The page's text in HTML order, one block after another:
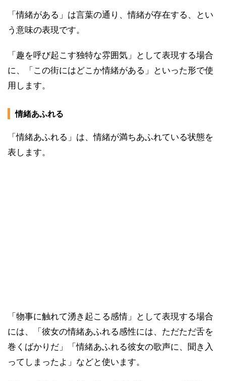
「情緒がある」は言葉の通り、情緒が存在する、とい
う意味の表現です。
「趣を呼び起こす独特な雰囲気」として表現する場合
に、「この街にはどこか情緒がある」といった形で使
用します。
情緒あふれる
「情緒あふれる」は、情緒が満ちあふれている状態を
表します。
「物事に触れて湧き起こる感情」として表現する場合
には、「彼女の情緒あふれる感性には、ただただ舌を
巻くばかりだ」「情緒あふれる彼女の歌声に、聞き入
ってしまったよ」などと使います。